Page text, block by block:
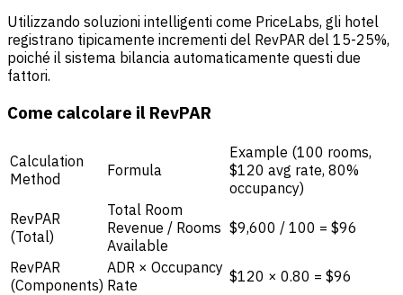
Utilizzando soluzioni intelligenti come PriceLabs, gli hotel
registrano tipicamente incrementi del RevPAR del 15-25%,
poiché il sistema bilancia automaticamente questi due
fattori.
Come calcolare il RevPAR
Calculation
Method
Formula
Example (100 rooms,
$120 avg rate, 80%
occupancy)
RevPAR
(Total)
Total Room
Revenue / Rooms
Available
$9,600 / 100 = $96
RevPAR
(Components)
ADR × Occupancy
Rate
$120 × 0.80 = $96